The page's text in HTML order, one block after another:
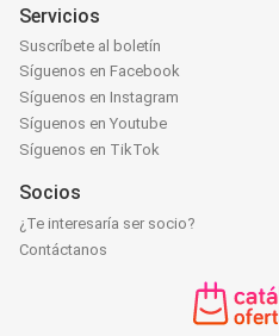
Servicios
Suscríbete al boletín
Síguenos en Facebook
Síguenos en Instagram
Síguenos en Youtube
Síguenos en TikTok
Socios
¿Te interesaría ser socio?
Contáctanos